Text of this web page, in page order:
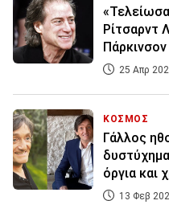
Ρίτσαρντ
25 Απρ
ΚΟΣΜΟΣ
Γάλλος
όργια και
13 Φεβ